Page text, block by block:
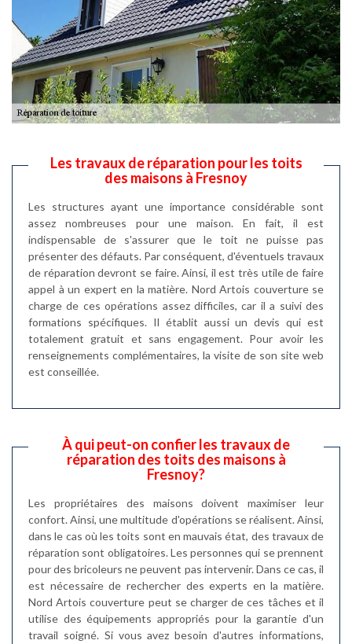
Les travaux de réparation pour les toits
des maisons à Fresnoy
Les structures ayant une importance considérable sont
assez nombreuses pour une maison. En fait, il est
indispensable de s'assurer que le toit ne puisse pas
présenter des défauts. Par conséquent, d'éventuels travaux
de réparation devront se faire. Ainsi, il est très utile de faire
appel à un expert en la matière. Nord Artois couverture se
charge de ces opérations assez difficiles, car il a suivi des
formations spécifiques. Il établit aussi un devis qui est
totalement gratuit et sans engagement. Pour avoir les
renseignements complémentaires, la visite de son site web
est conseillée.
À qui peut-on confier les travaux de
réparation des toits des maisons à
Fresnoy?
Les propriétaires des maisons doivent maximiser leur
confort. Ainsi, une multitude d'opérations se réalisent. Ainsi,
dans le cas où les toits sont en mauvais état, des travaux de
réparation sont obligatoires. Les personnes qui se prennent
pour des bricoleurs ne peuvent pas intervenir. Dans ce cas, il
est nécessaire de rechercher des experts en la matière.
Nord Artois couverture peut se charger de ces tâches et il
utilise des équipements appropriés pour la garantie d'un
travail soigné. Si vous avez besoin d'autres informations,